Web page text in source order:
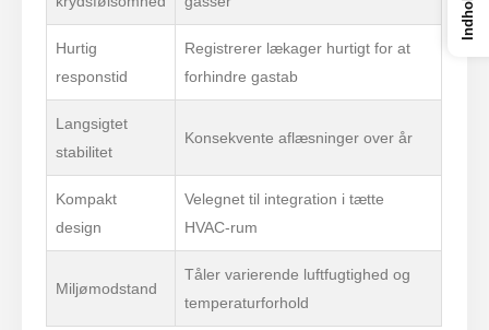
Hurtig
responstid
Registrerer lækager hurtigt for at
forhindre gastab
Langsigtet
stabilitet
Konsekvente aflæsninger over år
Kompakt
design
Velegnet til integration i tætte
HVAC-rum
Miljømodstand
Tåler varierende luftfugtighed og
temperaturforhold